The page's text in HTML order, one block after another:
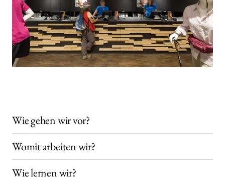
Wie gehen wir vor?
Womit arbeiten wir?
Wie lernen wir?